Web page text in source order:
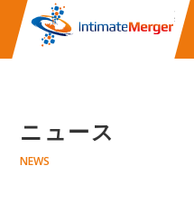
株
ニュース
NEWS